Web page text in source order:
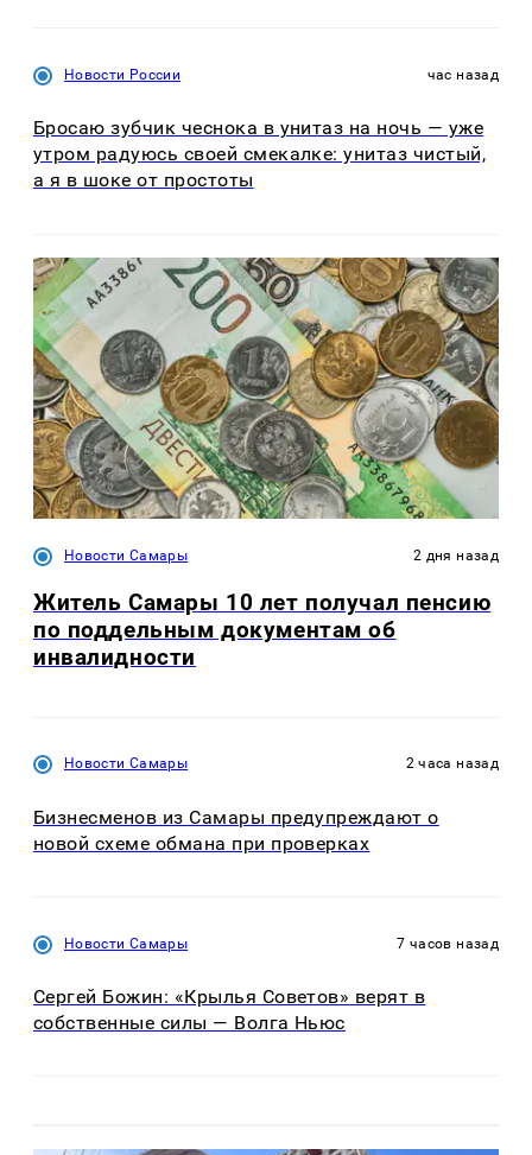
Новости России час назад
Бросаю зубчик чеснока в унитаз на ночь — уже
утром радуюсь своей смекалке: унитаз чистый,
а я в шоке от простоты
Новости Самары 2 дня назад
Житель Самары 10 лет получал пенсию
по поддельным документам об
инвалидности
Новости Самары 2 часа назад
Бизнесменов из Самары предупреждают о
новой схеме обмана при проверках
Новости Самары 7 часов назад
Сергей Божин: «Крылья Советов» верят в
собственные силы — Волга Ньюс